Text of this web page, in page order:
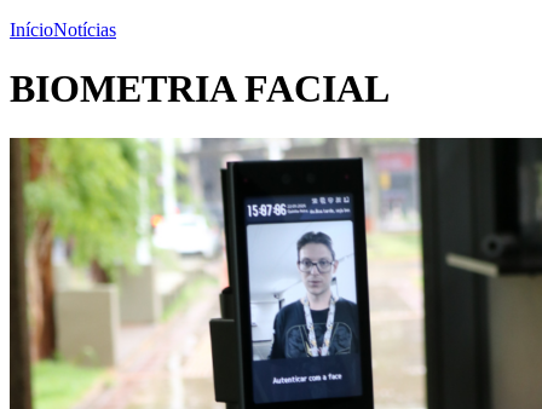
InícioNotícias
BIOMETRIA FACIAL